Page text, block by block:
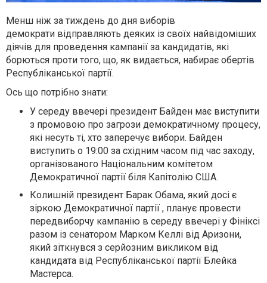
Менш ніж за тиждень до дня виборів
демократи відправляють деяких із своїх найвідоміших
діячів для проведення кампанії за кандидатів, які
борються проти того, що, як видається, набирає обертів
Республіканської партії.
Ось що потрібно знати:
У середу ввечері президент Байден має виступити
з промовою про загрози демократичному процесу,
які несуть ті, хто заперечує вибори. Байден
виступить о 19:00 за східним часом під час заходу,
організованого Національним комітетом
Демократичної партії біля Капітолію США.
Колишній президент Барак Обама, який досі є
зіркою Демократичної партії , планує провести
передвиборчу кампанію в середу ввечері у Фініксі
разом із сенатором Марком Келлі від Аризони,
який зіткнувся з серйозним викликом від
кандидата від Республіканської партії Блейка
Мастерса.